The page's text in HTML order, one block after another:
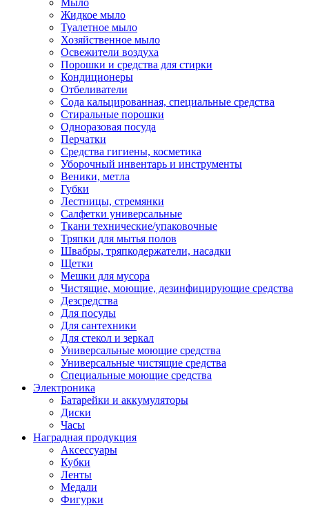
Мыло
Жидкое мыло
Туалетное мыло
Хозяйственное мыло
Освежители воздуха
Порошки и средства для стирки
Кондиционеры
Отбеливатели
Сода кальцированная, специальные средства
Стиральные порошки
Одноразовая посуда
Перчатки
Средства гигиены, косметика
Уборочный инвентарь и инструменты
Веники, метла
Губки
Лестницы, стремянки
Салфетки универсальные
Ткани технические/упаковочные
Тряпки для мытья полов
Швабры, тряпкодержатели, насадки
Щетки
Мешки для мусора
Чистящие, моющие, дезинфицирующие средства
Дезсредства
Для посуды
Для сантехники
Для стекол и зеркал
Универсальные моющие средства
Универсальные чистящие средства
Специальные моющие средства
Электроника
Батарейки и аккумуляторы
Диски
Часы
Наградная продукция
Аксессуары
Кубки
Ленты
Медали
Фигурки